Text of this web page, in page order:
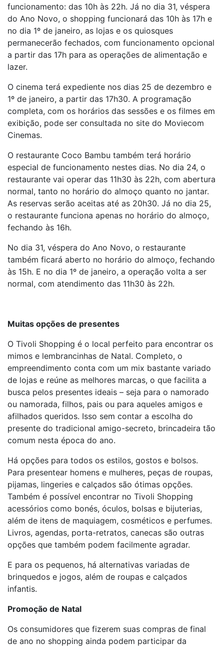
funcionamento: das 10h às 22h. Já no dia 31, véspera
do Ano Novo, o shopping funcionará das 10h às 17h e
no dia 1º de janeiro, as lojas e os quiosques
permanecerão fechados, com funcionamento opcional
a partir das 17h para as operações de alimentação e
lazer.
O cinema terá expediente nos dias 25 de dezembro e
1º de janeiro, a partir das 17h30. A programação
completa, com os horários das sessões e os filmes em
exibição, pode ser consultada no site do Moviecom
Cinemas.
O restaurante Coco Bambu também terá horário
especial de funcionamento nestes dias. No dia 24, o
restaurante vai operar das 11h30 às 22h, com abertura
normal, tanto no horário do almoço quanto no jantar.
As reservas serão aceitas até as 20h30. Já no dia 25,
o restaurante funciona apenas no horário do almoço,
fechando às 16h.
No dia 31, véspera do Ano Novo, o restaurante
também ficará aberto no horário do almoço, fechando
às 15h. E no dia 1º de janeiro, a operação volta a ser
normal, com atendimento das 11h30 às 22h.
Muitas opções de presentes
O Tivoli Shopping é o local perfeito para encontrar os
mimos e lembrancinhas de Natal. Completo, o
empreendimento conta com um mix bastante variado
de lojas e reúne as melhores marcas, o que facilita a
busca pelos presentes ideais – seja para o namorado
ou namorada, filhos, pais ou para aqueles amigos e
afilhados queridos. Isso sem contar a escolha do
presente do tradicional amigo-secreto, brincadeira tão
comum nesta época do ano.
Há opções para todos os estilos, gostos e bolsos.
Para presentear homens e mulheres, peças de roupas,
pijamas, lingeries e calçados são ótimas opções.
Também é possível encontrar no Tivoli Shopping
acessórios como bonés, óculos, bolsas e bijuterias,
além de itens de maquiagem, cosméticos e perfumes.
Livros, agendas, porta-retratos, canecas são outras
opções que também podem facilmente agradar.
E para os pequenos, há alternativas variadas de
brinquedos e jogos, além de roupas e calçados
infantis.
Promoção de Natal
Os consumidores que fizerem suas compras de final
de ano no shopping ainda podem participar da